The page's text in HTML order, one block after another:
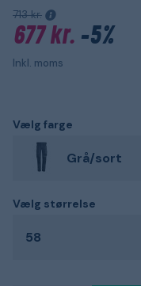
713 kr.
677 kr. -5%
Inkl. moms
Vælg farge
Grå/sort
Vælg størrelse
58